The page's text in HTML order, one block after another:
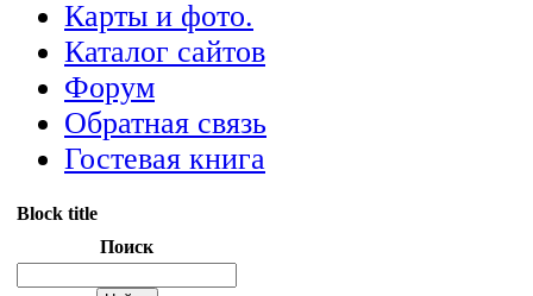
Карты и фото.
Каталог сайтов
Форум
Обратная связь
Гостевая книга
Block title
Поиск